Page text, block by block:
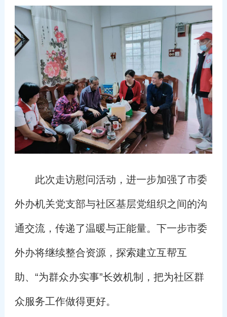
此次走访慰问活动，进一步加强了市委
外办机关党支部与社区基层党组织之间的沟
通交流，传递了温暖与正能量。下一步市委
外办将继续整合资源，探索建立互帮互
助、“为群众办实事”长效机制，把为社区群
众服务工作做得更好。